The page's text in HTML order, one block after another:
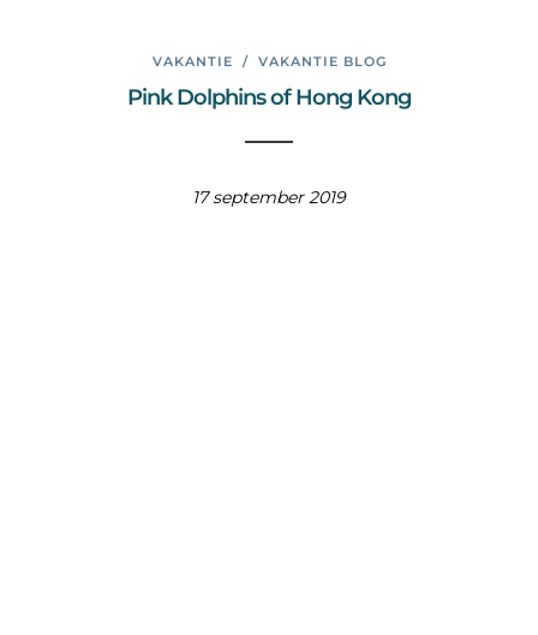
VAKANTIE / VAKANTIE BLOG
Pink Dolphins of Hong Kong
17 september 2019